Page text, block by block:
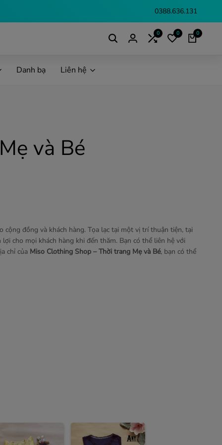
0388.636.131
0 0 0
Danh bạ Liên hệ
và Bé
đồng và khách hàng. Tọa lạc tại một vị trí thuận tiện, tại
cho mọi khách hàng khi đến thăm. Bạn có thể liên hệ với
chỉ của Miso Clothing Shop – Thời trang Mẹ và Bé, bạn có thể